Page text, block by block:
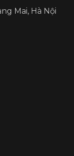
Mai, Hà Nội